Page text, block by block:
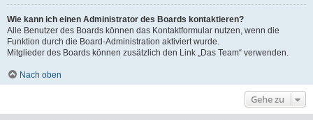
Wie kann ich einen Administrator des Boards kontaktieren?
Alle Benutzer des Boards können das Kontaktformular nutzen, wenn die
Funktion durch die Board-Administration aktiviert wurde.
Mitglieder des Boards können zusätzlich den Link „Das Team“ verwenden.
Nach oben
Gehe zu